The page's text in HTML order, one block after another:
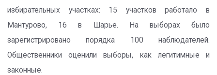
избирательных участках: 15 участков работало в
Мантурово, 16 в Шарье. На выборах было
зарегистрировано порядка 100 наблюдателей.
Общественники оценили выборы, как легитимные и
законные.